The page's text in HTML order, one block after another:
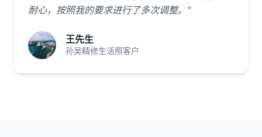
耐心，按照我的要求进行了多次调整。"
王先生
孙吴精修生活照客户